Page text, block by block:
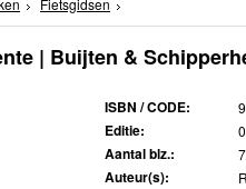
Fietsgidsen
| Buijten &
ISBN / CODE:
Editie:
Aantal blz.:
Auteur(s):